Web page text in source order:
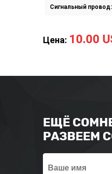
Сигнальный провод:
Цена: 10.00
ЕЩЁ
РАЗВЕЕМ